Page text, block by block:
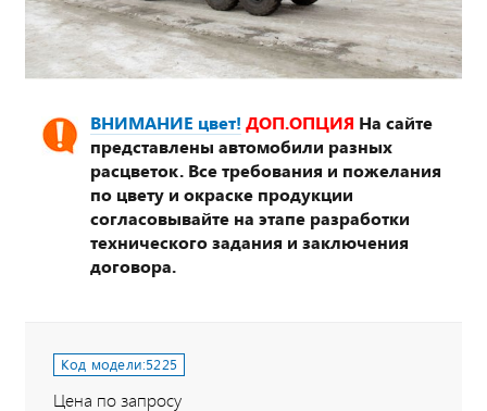
ВНИМАНИЕ цвет! ДОП.ОПЦИЯ На сайте
представлены автомобили разных
расцветок. Все требования и пожелания
по цвету и окраске продукции
согласовывайте на этапе разработки
технического задания и заключения
договора.
Код модели:5225
Цена по запросу